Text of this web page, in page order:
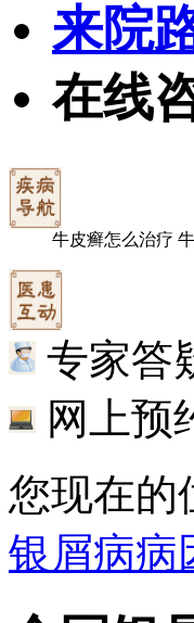
来院
在线
牛皮癣怎么治疗
专家答
网上预
您现在的
银屑病病